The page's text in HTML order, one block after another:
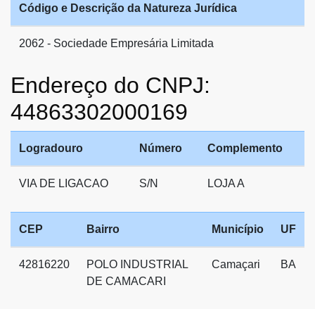
Código e Descrição da Natureza Jurídica
2062 - Sociedade Empresária Limitada
Endereço do CNPJ:
44863302000169
Logradouro Número Complemento
VIA DE LIGACAO S/N LOJA A
CEP Bairro Município UF
42816220
POLO INDUSTRIAL
DE CAMACARI
Camaçari BA